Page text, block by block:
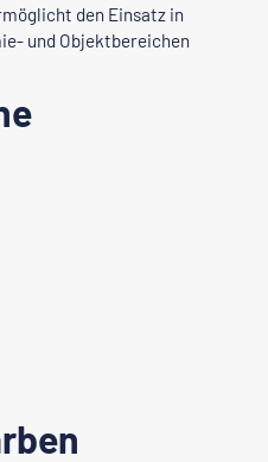
den Einsatz in
und Objektbereichen